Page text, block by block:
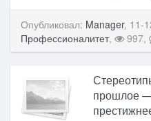
Опубликовал: Manager, 11-
Профессионалитет, 997,
прошлое —